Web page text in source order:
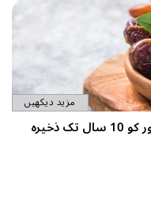
مزید دیکھیں
جدید ٹیکنالوجی کے استعمال سے کھجور کو 10 سال تک ذخیرہ